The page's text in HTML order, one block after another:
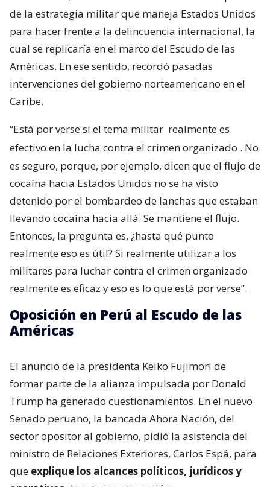
de la estrategia militar que maneja Estados Unidos
para hacer frente a la delincuencia internacional, la
cual se replicaría en el marco del Escudo de las
Américas. En ese sentido, recordó pasadas
intervenciones del gobierno norteamericano en el
Caribe.
“Está por verse si el tema militar realmente es
efectivo en la lucha contra el crimen organizado . No
es seguro, porque, por ejemplo, dicen que el flujo de
cocaína hacia Estados Unidos no se ha visto
detenido por el bombardeo de lanchas que estaban
llevando cocaína hacia allá. Se mantiene el flujo.
Entonces, la pregunta es, ¿hasta qué punto
realmente eso es útil? Si realmente utilizar a los
militares para luchar contra el crimen organizado
realmente es eficaz y eso es lo que está por verse”.
Oposición en Perú al Escudo de las
Américas
El anuncio de la presidenta Keiko Fujimori de
formar parte de la alianza impulsada por Donald
Trump ha generado cuestionamientos. En el nuevo
Senado peruano, la bancada Ahora Nación, del
sector opositor al gobierno, pidió la asistencia del
ministro de Relaciones Exteriores, Carlos Espá, para
que explique los alcances políticos, jurídicos y